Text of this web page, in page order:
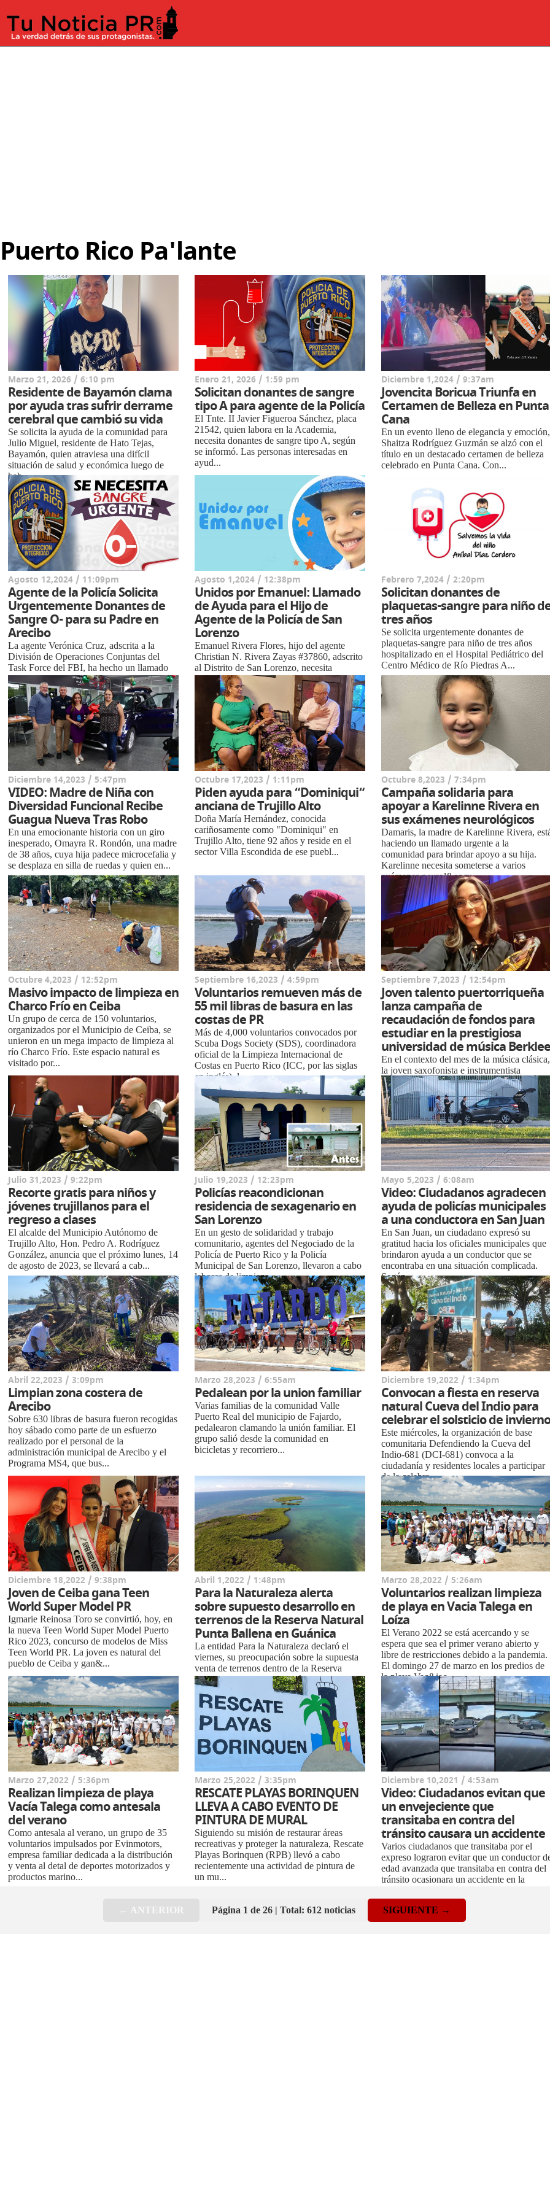
Puerto Rico Pa'lante
Marzo 21, 2026 / 6:10 pm
Residente de Bayamón clama
por ayuda tras sufrir derrame
cerebral que cambió su vida
Se solicita la ayuda de la comunidad para
Julio Miguel, residente de Hato Tejas,
Bayamón, quien atraviesa una difícil
situación de salud y económica luego de
hab...
Enero 21, 2026 / 1:59 pm
Solicitan donantes de sangre
tipo A para agente de la Policía
El Tnte. II Javier Figueroa Sánchez, placa
21542, quien labora en la Academia,
necesita donantes de sangre tipo A, según
se informó. Las personas interesadas en
ayud...
Diciembre 1,2024 / 9:37am
Jovencita Boricua Triunfa en
Certamen de Belleza en Punta
Cana
En un evento lleno de elegancia y emoción,
Shaitza Rodríguez Guzmán se alzó con el
título en un destacado certamen de belleza
celebrado en Punta Cana. Con...
Agosto 12,2024 / 11:09pm
Agente de la Policía Solicita
Urgentemente Donantes de
Sangre O- para su Padre en
Arecibo
La agente Verónica Cruz, adscrita a la
División de Operaciones Conjuntas del
Task Force del FBI, ha hecho un llamado
urgente a la comunidad en busca de
donantes de sangre tipo...
Agosto 1,2024 / 12:38pm
Unidos por Emanuel: Llamado
de Ayuda para el Hijo de
Agente de la Policía de San
Lorenzo
Emanuel Rivera Flores, hijo del agente
Christian N. Rivera Zayas #37860, adscrito
al Distrito de San Lorenzo, necesita
urgentemente la ayuda de la comunidad.
Emanuel, un valiente niñ...
Febrero 7,2024 / 2:20pm
Solicitan donantes de
plaquetas-sangre para niño
tres años
Se solicita urgentemente donantes de
plaquetas-sangre para niño de tres años
hospitalizado en el Hospital Pediátrico del
Centro Médico de Río Piedras A...
Diciembre 14,2023 / 5:47pm
VIDEO: Madre de Niña con
Diversidad Funcional Recibe
Guagua Nueva Tras Robo
En una emocionante historia con un giro
inesperado, Omayra R. Rondón, una madre
de 38 años, cuya hija padece microcefalia y
se desplaza en silla de ruedas y quien en...
Octubre 17,2023 / 1:11pm
Piden ayuda para “Dominiqui“
anciana de Trujillo Alto
Doña María Hernández, conocida
cariñosamente como "Dominiqui" en
Trujillo Alto, tiene 92 años y reside en el
sector Villa Escondida de ese puebl...
Octubre 8,2023 / 7:34pm
Campaña solidaria para
apoyar a Karelinne Rivera en
sus exámenes neurológicos
Damaris, la madre de Karelinne Rivera,
haciendo un llamado urgente a la
comunidad para brindar apoyo a su hija.
Karelinne necesita someterse a varios
exámenes neurol&oacu...
Octubre 4,2023 / 12:52pm
Masivo impacto de limpieza en
Charco Frío en Ceiba
Un grupo de cerca de 150 voluntarios,
organizados por el Municipio de Ceiba, se
unieron en un mega impacto de limpieza al
río Charco Frío. Este espacio natural es
visitado por...
Septiembre 16,2023 / 4:59pm
Voluntarios remueven más de
55 mil libras de basura en las
costas de PR
Más de 4,000 voluntarios convocados por
Scuba Dogs Society (SDS), coordinadora
oficial de la Limpieza Internacional de
Costas en Puerto Rico (ICC, por las siglas
en inglés), l...
Septiembre 7,2023 / 12:54pm
Joven talento puertorriqueña
lanza campaña de
recaudación de fondos para
estudiar en la prestigiosa
universidad de música
En el contexto del mes de la música clásica,
la joven saxofonista e instrumentista
puertorriqueña Jaimaris P. Vélez Medina ha
lanzado una campaña de recau...
Julio 31,2023 / 9:22pm
Recorte gratis para niños y
jóvenes trujillanos para el
regreso a clases
El alcalde del Municipio Autónomo de
Trujillo Alto, Hon. Pedro A. Rodríguez
González, anuncia que el próximo lunes, 14
de agosto de 2023, se llevará a cab...
Julio 19,2023 / 12:23pm
Policías reacondicionan
residencia de sexagenario en
San Lorenzo
En un gesto de solidaridad y trabajo
comunitario, agentes del Negociado de la
Policía de Puerto Rico y la Policía
Municipal de San Lorenzo, llevaron a cabo
labores de limpieza...
Mayo 5,2023 / 6:08am
Video: Ciudadanos agradecen
ayuda de policías municipales
a una conductora en San Juan
En San Juan, un ciudadano expresó su
gratitud hacia los oficiales municipales que
brindaron ayuda a un conductor que se
encontraba en una situación complicada.
Según...
Abril 22,2023 / 3:09pm
Limpian zona costera de
Arecibo
Sobre 630 libras de basura fueron recogidas
hoy sábado como parte de un esfuerzo
realizado por el personal de la
administración municipal de Arecibo y el
Programa MS4, que bus...
Marzo 28,2023 / 6:55am
Pedalean por la union familiar
Varias familias de la comunidad Valle
Puerto Real del municipio de Fajardo,
pedalearon clamando la unión familiar. El
grupo salió desde la comunidad en
bicicletas y recorriero...
Diciembre 19,2022 / 1:34pm
Convocan a fiesta en reserva
natural Cueva del Indio para
celebrar el solsticio de
Este miércoles, la organización de base
comunitaria Defendiendo la Cueva del
Indio-681 (DCI-681) convoca a la
ciudadanía y residentes locales a participar
de la celebra...
Diciembre 18,2022 / 9:38pm
Joven de Ceiba gana Teen
World Super Model PR
Igmarie Reinosa Toro se convirtió, hoy, en
la nueva Teen World Super Model Puerto
Rico 2023, concurso de modelos de Miss
Teen World PR. La joven es natural del
pueblo de Ceiba y gan&...
Abril 1,2022 / 1:48pm
Para la Naturaleza alerta
sobre supuesto desarrollo en
terrenos de la Reserva Natural
Punta Ballena en Guánica
La entidad Para la Naturaleza declaró el
viernes, su preocupación sobre la supuesta
venta de terrenos dentro de la Reserva
Natural Punta Ballena, Guánica / Yauco,
colin...
Marzo 28,2022 / 5:26am
Voluntarios realizan limpieza
de playa en Vacia Talega en
Loíza
El Verano 2022 se está acercando y se
espera que sea el primer verano abierto y
libre de restricciones debido a la pandemia.
El domingo 27 de marzo en los predios de
la playa Vac&iac...
Marzo 27,2022 / 5:36pm
Realizan limpieza de playa
Vacía Talega como antesala
del verano
Como antesala al verano, un grupo de 35
voluntarios impulsados por Evinmotors,
empresa familiar dedicada a la distribución
y venta al detal de deportes motorizados y
productos marino...
Marzo 25,2022 / 3:35pm
RESCATE PLAYAS BORINQUEN
LLEVA A CABO EVENTO DE
PINTURA DE MURAL
Siguiendo su misión de restaurar áreas
recreativas y proteger la naturaleza, Rescate
Playas Borinquen (RPB) llevó a cabo
recientemente una actividad de pintura de
un mu...
Diciembre 10,2021 / 4:53am
Video: Ciudadanos evitan que
un envejeciente que
transitaba en contra del
tránsito causara un accidente
Varios ciudadanos que transitaba por el
expreso lograron evitar que un conductor
edad avanzada que transitaba en contra del
tránsito ocasionara un accidente en la
← ANTERIOR
Página 1 de 26 | Total: 612 noticias SIGUIENTE →